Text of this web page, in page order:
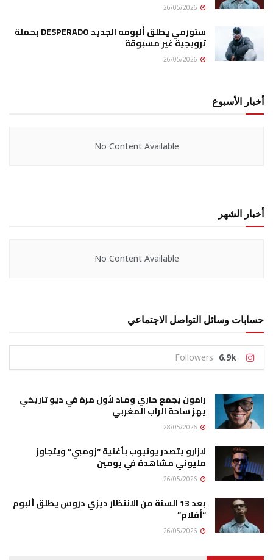
ستورمي يطلق ألبومه الجديد DESPERADO بحملة
ترويجية غير مسبوقة
أخبار الأسبوع
No Content Available
أخبار الشهر
No Content Available
حسابات وسائل التواصل الاجتماعي
6.9k
Followers
رامون يجمع حاري وماد لأول مرة في ديو تاريخي
يهز ساحة الراب المغربي
لازارو يتصدر يوتيوب بأغنية “زومبي” ويتجاوز
مليوني مشاهدة في يومين
بعد 13 السنة من الانتظار ديزي دروس يطلق ألبوم
“أفلام”